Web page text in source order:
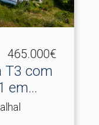
465.000€
T3 com
em.​..